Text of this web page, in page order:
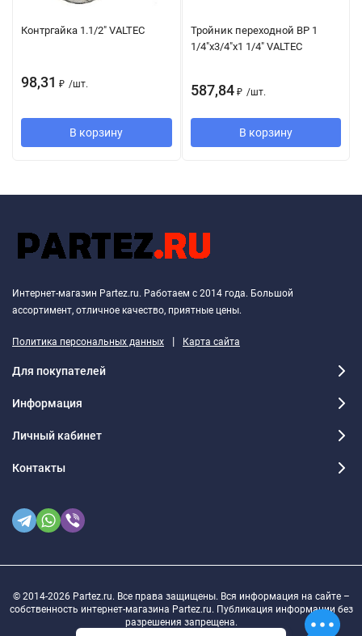
Контргайка 1.1/2" VALTEC
98,31 ₽ /шт.
В корзину
Тройник переходной ВР 1
1/4"х3/4"х1 1/4" VALTEC
587,84 ₽ /шт.
В корзину
Интернет-магазин Partez.ru. Работаем с 2014 года. Большой
ассортимент, отличное качество, приятные цены.
Политика персональных данных | Карта сайта
Для покупателей
Информация
Личный кабинет
Контакты
© 2014-2026 Partez.ru. Все права защищены. Вся информация на сайте –
собственность интернет-магазина Partez.ru. Публикация информации без
разрешения запрещена.